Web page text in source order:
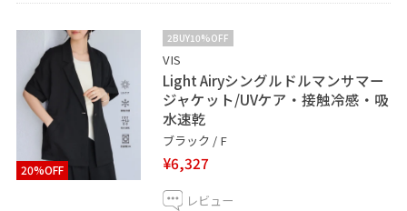
20%OFF
2BUY10%OFF
VIS
Light Airyシングルドルマンサマー
ジャケット/UVケア・接触冷感・吸
水速乾
ブラック / F
¥6,327
レビュー